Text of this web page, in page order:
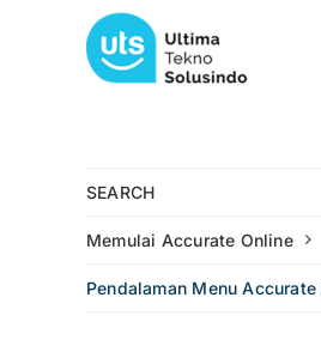
SEARCH
Memulai Accurate Online
Pendalaman Menu Accurate